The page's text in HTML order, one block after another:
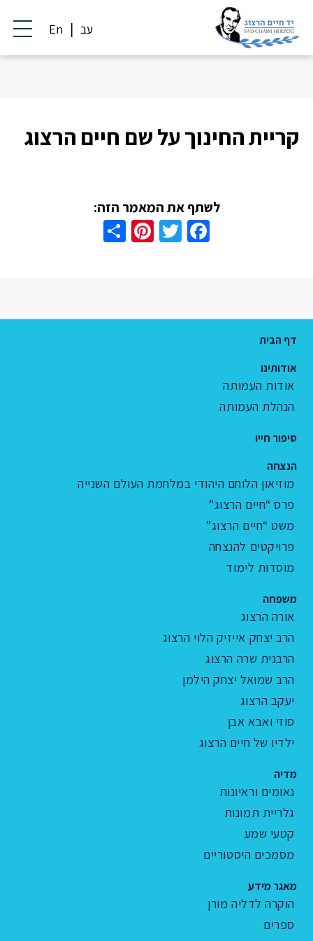
עב En
קריית החינוך על שם חיים הרצוג
לשתף את המאמר הזה:
Facebook
Twitter
Pinterest
דף הבית
אודותינו
אודות העמותה
הנהלת העמותה
סיפור חייו
הנצחה
מוזיאון הלוחם היהודי במלחמת העולם השנייה
פרס “חיים הרצוג”
משט “חיים הרצוג”
פרויקטים להנצחה
מוסדות לימוד
משפחה
אורה הרצוג
הרב יצחק אייזיק הלוי הרצוג
הרבנית שרה הרצוג
הרב שמואל יצחק הילמן
יעקב הרצוג
סוזי ואבא אבן
ילדיו של חיים הרצוג
מדיה
נאומים וראיונות
גלריית תמונות
קטעי שמע
מסמכים היסטוריים
מאגר מידע
הוקרה לדליה מורן
ספרים